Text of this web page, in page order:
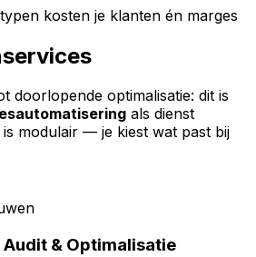
kosten je klanten én marges
doorlopende optimalisatie: dit is
als dienst
modulair — je kiest wat past bij
Audit & Optimalisatie